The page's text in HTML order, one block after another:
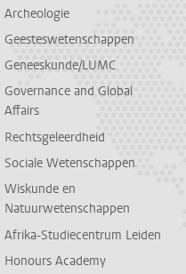
Archeologie
Geesteswetenschappen
Geneeskunde/LUMC
Governance and Global
Affairs
Rechtsgeleerdheid
Sociale Wetenschappen
Wiskunde en
Natuurwetenschappen
Afrika-Studiecentrum Leiden
Honours Academy